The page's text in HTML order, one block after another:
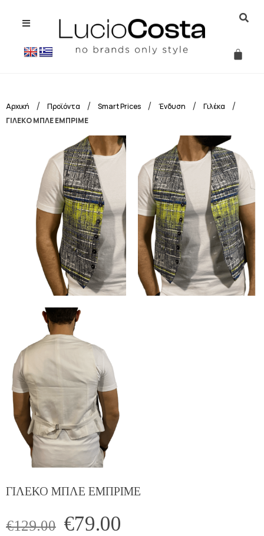
Αρχική / Προϊόντα / Smart Prices / Ένδυση / Γιλέκα /
ΓΙΛΕΚΟ ΜΠΛΕ ΕΜΠΡΙΜΕ
ΓΙΛΕΚΟ ΜΠΛΕ ΕΜΠΡΙΜΕ
€129.00 €79.00